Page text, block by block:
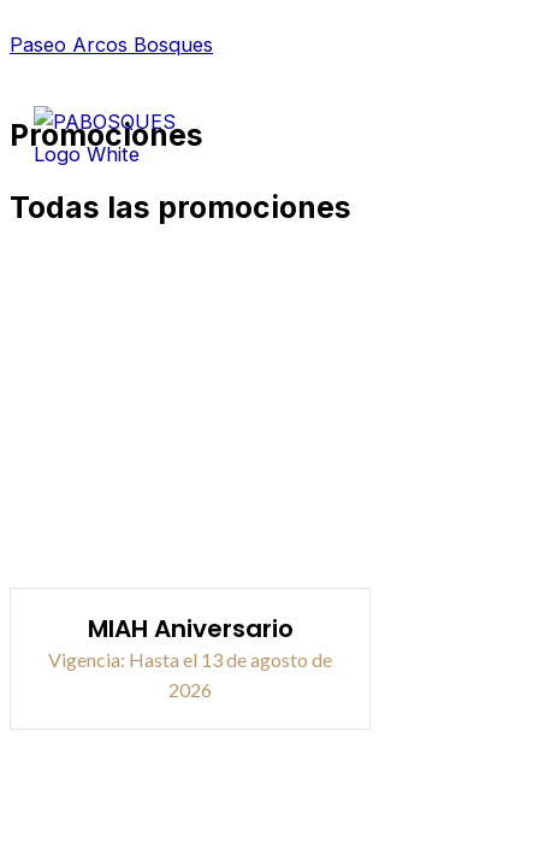
to
Paseo Arcos Bosques
Promociones
Todas las promociones
MIAH Aniversario
Vigencia: Hasta el 13 de agosto de
2026